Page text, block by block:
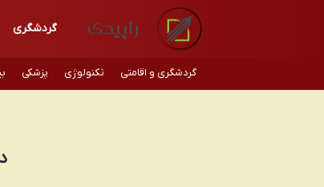
گردشگری
گردشگری و اقامتی تکنولوژی پزشکی